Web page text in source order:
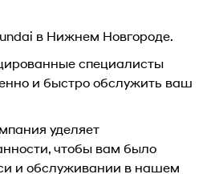
в Нижнем Новгороде.
специалисты
и быстро обслужить ваш
уделяет
чтобы вам было
и обслуживании в нашем